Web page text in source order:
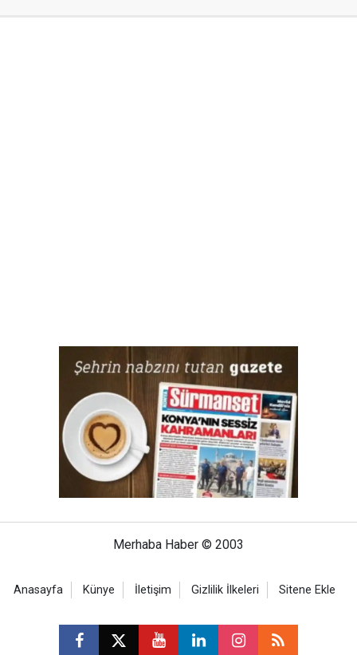
Merhaba Haber © 2003
Anasayfa Künye İletişim Gizlilik İlkeleri Sitene Ekle